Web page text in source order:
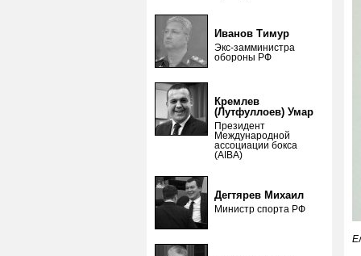
Иванов Тимур
Экс-замминистра
обороны РФ
Кремлев
(Лутфуллоев) Умар
Президент
Международной
ассоциации бокса
(AIBA)
Дегтярев Михаил
Министр спорта РФ